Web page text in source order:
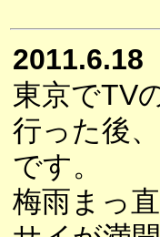
2011.6.18
東京でTV
行った後
です。
梅雨まっ